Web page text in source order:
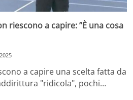
riescono a capire: ”È una cosa
a capire una scelta fatta da
"ridicola", pochi…